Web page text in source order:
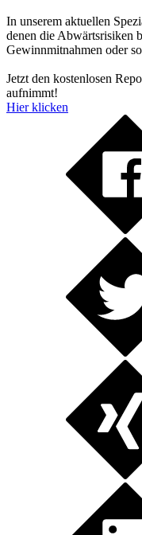
In unserem aktuellen
denen die Abwärtsrisiken
Gewinnmitnahmen oder
Jetzt den kostenlosen
aufnimmt!
Hier klicken